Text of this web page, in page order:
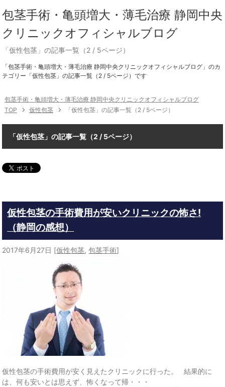
包茎手術・亀頭増大・薄毛治療 静岡中央
クリニックオフィシャルブログ
「仮性包茎」の記事一覧（2 / 5ページ）
「包茎手術・亀頭増大・薄毛治療 静岡中央クリニックオフィシャルブログ」のカ
テゴリー「仮性包茎」の記事一覧（2 / 5ページ）です
包茎手術・亀頭増大・薄毛治療 静岡中央クリニックオフィシャルブログ
TOP
仮性包茎 「仮性包茎」の記事一覧（2 / 5ページ）
「仮性包茎」の記事一覧（2 / 5ページ）
仮性包茎の手術費用が安いクリニックの怖さ!
（静岡の感想）
2017年6月27日 [仮性包茎,包茎手術]
仮性包茎の手術費用が安く見えたクリニックに行った。 結果的に
は、何も安いとは思えず、怖くなって帰・・・